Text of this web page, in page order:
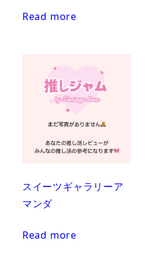
Read more
スイーツギャラリーア
マンダ
Read more